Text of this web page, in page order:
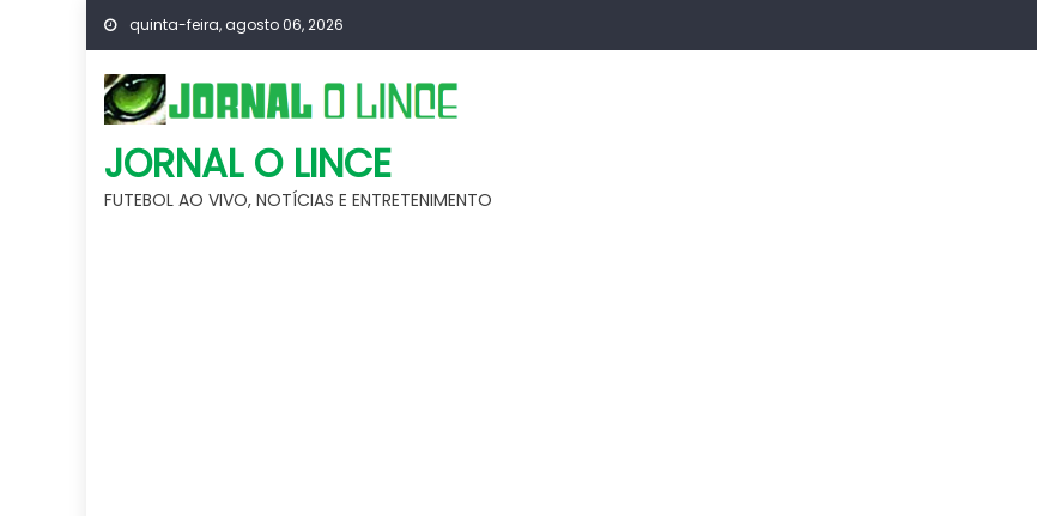
Skip
content
quinta-feira, agosto 06, 2026
JORNAL O LINCE
FUTEBOL AO VIVO, NOTÍCIAS E ENTRETENIMENTO